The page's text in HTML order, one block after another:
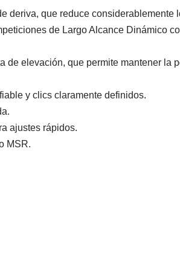
deriva, que reduce
de Largo Alcance Dinámico
de elevación, que permite mantener la
y clics claramente definidos.
ajustes rápidos.
MSR.